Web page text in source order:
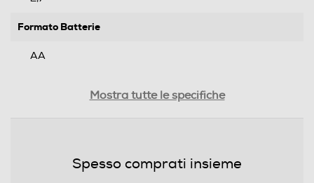
Formato Batterie
AA
Mostra tutte le specifiche
Spesso comprati insieme